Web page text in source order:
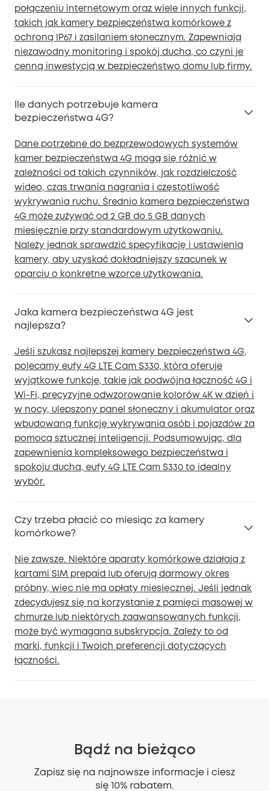
połączeniu internetowym oraz wiele innych funkcji,
takich jak kamery bezpieczeństwa komórkowe z
ochroną IP67 i zasilaniem słonecznym. Zapewniają
niezawodny monitoring i spokój ducha, co czyni je
cenną inwestycją w bezpieczeństwo domu lub firmy.
Ile danych potrzebuje kamera
bezpieczeństwa 4G?
Dane potrzebne do bezprzewodowych systemów
kamer bezpieczeństwa 4G mogą się różnić w
zależności od takich czynników, jak rozdzielczość
wideo, czas trwania nagrania i częstotliwość
wykrywania ruchu. Średnio kamera bezpieczeństwa
4G może zużywać od 2 GB do 5 GB danych
miesięcznie przy standardowym użytkowaniu.
Należy jednak sprawdzić specyfikację i ustawienia
kamery, aby uzyskać dokładniejszy szacunek w
oparciu o konkretne wzorce użytkowania.
Jaka kamera bezpieczeństwa 4G jest
najlepsza?
Jeśli szukasz najlepszej kamery bezpieczeństwa 4G,
polecamy eufy 4G LTE Cam S330, która oferuje
wyjątkowe funkcje, takie jak podwójna łączność 4G i
Wi-Fi, precyzyjne odwzorowanie kolorów 4K w dzień i
w nocy, ulepszony panel słoneczny i akumulator oraz
wbudowaną funkcję wykrywania osób i pojazdów za
pomocą sztucznej inteligencji. Podsumowując, dla
zapewnienia kompleksowego bezpieczeństwa i
spokoju ducha, eufy 4G LTE Cam S330 to idealny
wybór.
Czy trzeba płacić co miesiąc za kamery
komórkowe?
Nie zawsze. Niektóre aparaty komórkowe działają z
kartami SIM prepaid lub oferują darmowy okres
próbny, więc nie ma opłaty miesięcznej. Jeśli jednak
zdecydujesz się na korzystanie z pamięci masowej w
chmurze lub niektórych zaawansowanych funkcji,
może być wymagana subskrypcja. Zależy to od
marki, funkcji i Twoich preferencji dotyczących
łączności.
Bądź na bieżąco
Zapisz się na najnowsze informacje i ciesz
się 10% rabatem.